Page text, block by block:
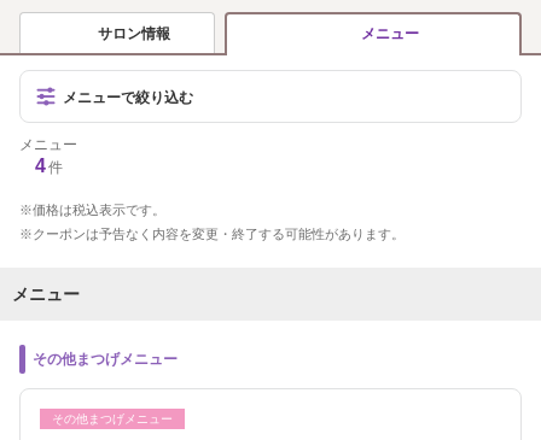
サロン情報 メニュー
メニューで絞り込む
メニュー
4件
価格は税込表示です。
クーポンは予告なく内容を変更・終了する可能性があります。
メニュー
その他まつげメニュー
その他まつげメニュー